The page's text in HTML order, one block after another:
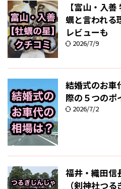
【富山・入
蠣と言われる
レビューも
2026/7/9
結婚式のお車
際の５つのポ
2026/7/2
福井・織田信
（剣神社つ